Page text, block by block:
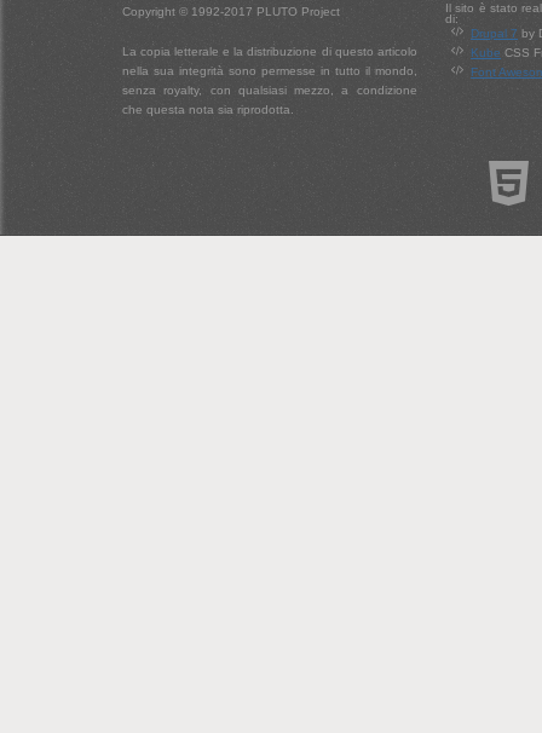
Copyright © 1992-2017 PLUTO Project
La copia letterale e la distribuzione di questo articolo
nella sua integrità sono permesse in tutto il mondo,
senza royalty, con qualsiasi mezzo, a condizione
che questa nota sia riprodotta.
Il sito è stato
di:
Drupal 7 by
Kube CSS
Font